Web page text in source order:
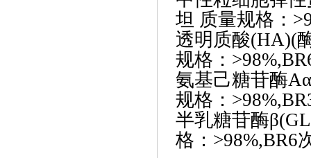
坦 质量规格：
透明质酸(HA)(
规格：
氨基己糖苷酶
规格：
半乳糖苷酶
格：>98%,BR6